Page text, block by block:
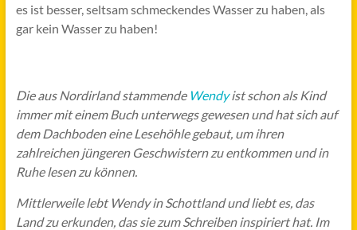
es ist besser, seltsam schmeckendes Wasser zu haben, als
gar kein Wasser zu haben!
Die aus Nordirland stammende Wendyist schon als Kind
immer mit einem Buch unterwegs gewesen und hat sich auf
dem Dachboden eine Lesehöhle gebaut, um ihren
zahlreichen jüngeren Geschwistern zu entkommen und in
Ruhe lesen zu können.
Mittlerweile lebt Wendy in Schottland und liebt es, das
Land zu erkunden, das sie zum Schreiben inspiriert hat. Im